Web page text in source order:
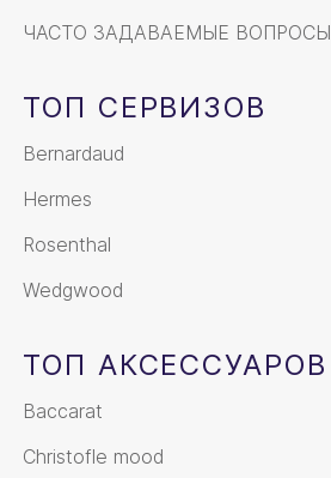
ЧАСТО ЗАДАВАЕМЫЕ ВОПРОСЫ
ТОП СЕРВИЗОВ
Bernardaud
Hermes
Rosenthal
Wedgwood
ТОП АКСЕССУАРОВ
Baccarat
Christofle mood